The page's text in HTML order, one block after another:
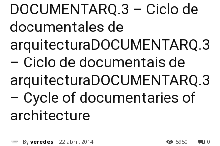
DOCUMENTARQ.3 – Ciclo de
documentales de
arquitecturaDOCUMENTARQ.3
– Ciclo de documentais de
arquitecturaDOCUMENTARQ.3
– Cycle of documentaries of
architecture
By veredes 22 abril, 2014 0
5950